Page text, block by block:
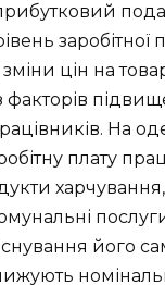
заробітної
цін на
На
плату
харчування,
його